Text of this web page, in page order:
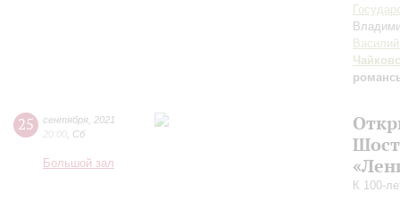
25 сентября 2021
20:00 Сб
Большой зал
К 100-